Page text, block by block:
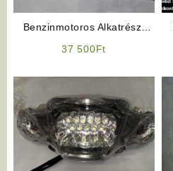
Benzinmotoros Alkatrész:
37 500Ft